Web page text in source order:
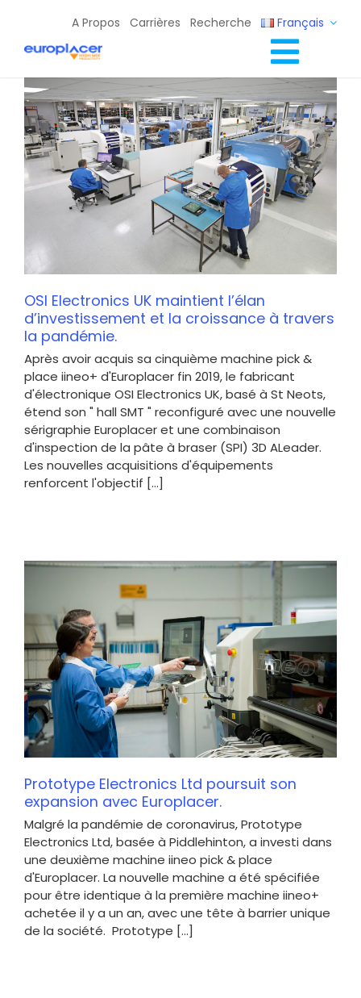
content
A Propos Carrières Recherche Français
Solutions Lignes CMS
Services
Ressources / Événements
Contact
OSI Electronics UK maintient l’élan
d’investissement et la croissance à travers
la pandémie.
Après avoir acquis sa cinquième machine pick &
place iineo+ d'Europlacer fin 2019, le fabricant
d'électronique OSI Electronics UK, basé à St Neots,
étend son " hall SMT " reconfiguré avec une nouvelle
sérigraphie Europlacer et une combinaison
d'inspection de la pâte à braser (SPI) 3D ALeader.
Les nouvelles acquisitions d'équipements
renforcent l'objectif [...]
Prototype Electronics Ltd poursuit son
expansion avec Europlacer.
Malgré la pandémie de coronavirus, Prototype
Electronics Ltd, basée à Piddlehinton, a investi dans
une deuxième machine iineo pick & place
d'Europlacer. La nouvelle machine a été spécifiée
pour être identique à la première machine iineo+
achetée il y a un an, avec une tête à barrier unique
de la société. Prototype [...]